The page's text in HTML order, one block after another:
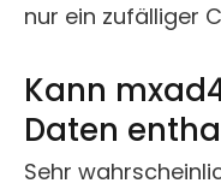
nur ein zufälliger
Kann
Daten
Sehr